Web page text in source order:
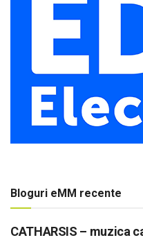
Bloguri eMM recente
CATHARSIS – muzica